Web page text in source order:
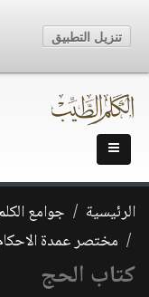
الرئيسية
جوامع
مختصر عمدة
كتاب الحج
تنزيل التطبيق